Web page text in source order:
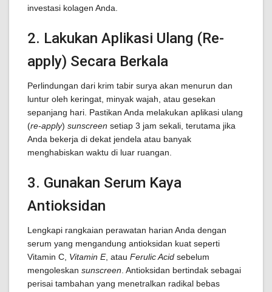
investasi kolagen Anda.
2. Lakukan Aplikasi Ulang (Re-
apply) Secara Berkala
Perlindungan dari krim tabir surya akan menurun dan
luntur oleh keringat, minyak wajah, atau gesekan
sepanjang hari. Pastikan Anda melakukan aplikasi ulang
(re-apply) sunscreen setiap 3 jam sekali, terutama jika
Anda bekerja di dekat jendela atau banyak
menghabiskan waktu di luar ruangan.
3. Gunakan Serum Kaya
Antioksidan
Lengkapi rangkaian perawatan harian Anda dengan
serum yang mengandung antioksidan kuat seperti
Vitamin C, Vitamin E, atau Ferulic Acid sebelum
mengoleskan sunscreen . Antioksidan bertindak sebagai
perisai tambahan yang menetralkan radikal bebas